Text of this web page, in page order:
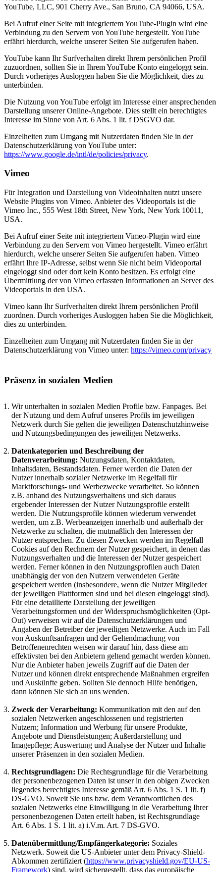
YouTube, LLC, 901 Cherry Ave., San Bruno, CA 94066, USA.
Bei Aufruf einer Seite mit integriertem YouTube-Plugin wird eine
Verbindung zu den Servern von YouTube hergestellt. YouTube
erfährt hierdurch, welche unserer Seiten Sie aufgerufen haben.
YouTube kann Ihr Surfverhalten direkt Ihrem persönlichen Profil
zuzuordnen, sollten Sie in Ihrem YouTube Konto eingeloggt sein.
Durch vorheriges Ausloggen haben Sie die Möglichkeit, dies zu
unterbinden.
Die Nutzung von YouTube erfolgt im Interesse einer ansprechenden
Darstellung unserer Online-Angebote. Dies stellt ein berechtigtes
Interesse im Sinne von Art. 6 Abs. 1 lit. f DSGVO dar.
Einzelheiten zum Umgang mit Nutzerdaten finden Sie in der
Datenschutzerklärung von YouTube unter:
https://www.google.de/intl/de/policies/privacy.
Vimeo
Für Integration und Darstellung von Videoinhalten nutzt unsere
Website Plugins von Vimeo. Anbieter des Videoportals ist die
Vimeo Inc., 555 West 18th Street, New York, New York 10011,
USA.
Bei Aufruf einer Seite mit integriertem Vimeo-Plugin wird eine
Verbindung zu den Servern von Vimeo hergestellt. Vimeo erfährt
hierdurch, welche unserer Seiten Sie aufgerufen haben. Vimeo
erfährt Ihre IP-Adresse, selbst wenn Sie nicht beim Videoportal
eingeloggt sind oder dort kein Konto besitzen. Es erfolgt eine
Übermittlung der von Vimeo erfassten Informationen an Server des
Videoportals in den USA.
Vimeo kann Ihr Surfverhalten direkt Ihrem persönlichen Profil
zuordnen. Durch vorheriges Ausloggen haben Sie die Möglichkeit,
dies zu unterbinden.
Einzelheiten zum Umgang mit Nutzerdaten finden Sie in der
Datenschutzerklärung von Vimeo unter: https://vimeo.com/privacy
Präsenz in sozialen Medien
Wir unterhalten in sozialen Medien Profile bzw. Fanpages. Bei
der Nutzung und dem Aufruf unseres Profils im jeweiligen
Netzwerk durch Sie gelten die jeweiligen Datenschutzhinweise
und Nutzungsbedingungen des jeweiligen Netzwerks.
Datenkategorien und Beschreibung der
Datenverarbeitung: Nutzungsdaten, Kontaktdaten,
Inhaltsdaten, Bestandsdaten. Ferner werden die Daten der
Nutzer innerhalb sozialer Netzwerke im Regelfall für
Marktforschungs- und Werbezwecke verarbeitet. So können
z.B. anhand des Nutzungsverhaltens und sich daraus
ergebender Interessen der Nutzer Nutzungsprofile erstellt
werden. Die Nutzungsprofile können wiederum verwendet
werden, um z.B. Werbeanzeigen innerhalb und außerhalb der
Netzwerke zu schalten, die mutmaßlich den Interessen der
Nutzer entsprechen. Zu diesen Zwecken werden im Regelfall
Cookies auf den Rechnern der Nutzer gespeichert, in denen das
Nutzungsverhalten und die Interessen der Nutzer gespeichert
werden. Ferner können in den Nutzungsprofilen auch Daten
unabhängig der von den Nutzern verwendeten Geräte
gespeichert werden (insbesondere, wenn die Nutzer Mitglieder
der jeweiligen Plattformen sind und bei diesen eingeloggt sind).
Für eine detaillierte Darstellung der jeweiligen
Verarbeitungsformen und der Widerspruchsmöglichkeiten (Opt-
Out) verweisen wir auf die Datenschutzerklärungen und
Angaben der Betreiber der jeweiligen Netzwerke. Auch im Fall
von Auskunftsanfragen und der Geltendmachung von
Betroffenenrechten weisen wir darauf hin, dass diese am
effektivsten bei den Anbietern geltend gemacht werden können.
Nur die Anbieter haben jeweils Zugriff auf die Daten der
Nutzer und können direkt entsprechende Maßnahmen ergreifen
und Auskünfte geben. Sollten Sie dennoch Hilfe benötigen,
dann können Sie sich an uns wenden.
Zweck der Verarbeitung: Kommunikation mit den auf den
sozialen Netzwerken angeschlossenen und registrierten
Nutzern; Information und Werbung für unsere Produkte,
Angebote und Dienstleistungen; Außerdarstellung und
Imagepflege; Auswertung und Analyse der Nutzer und Inhalte
unserer Präsenzen in den sozialen Medien.
Rechtsgrundlagen: Die Rechtsgrundlage für die Verarbeitung
der personenbezogenen Daten ist unser in den obigen Zwecken
liegendes berechtigtes Interesse gemäß Art. 6 Abs. 1 S. 1 lit. f)
DS-GVO. Soweit Sie uns bzw. dem Verantwortlichen des
sozialen Netzwerks eine Einwilligung in die Verarbeitung Ihrer
personenbezogenen Daten erteilt haben, ist Rechtsgrundlage
Art. 6 Abs. 1 S. 1 lit. a) i.V.m. Art. 7 DS-GVO.
Datenübermittlung/Empfängerkategorie: Soziales
Netzwerk. Soweit die US-Anbieter unter dem Privacy-Shield-
Abkommen zertifiziert (https://www.privacyshield.gov/EU-US-
Framework) sind, wird sichergestellt, dass das europäische